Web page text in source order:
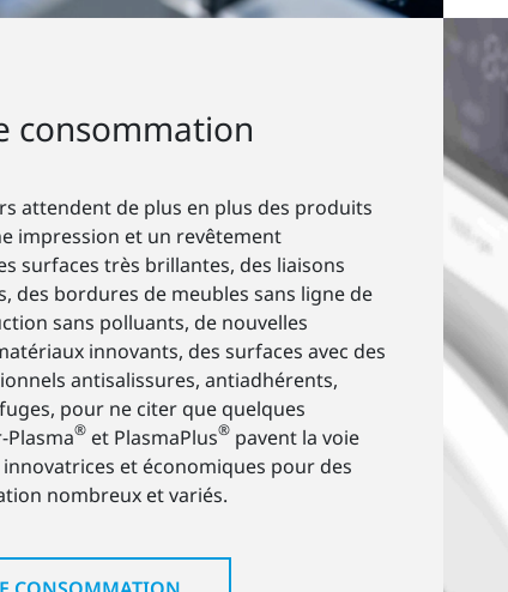
consommation
attendent de plus en plus des produits
impression et un revêtement
surfaces très brillantes, des liaisons
des bordures de meubles sans ligne de
sans polluants, de nouvelles
innovants, des surfaces avec des
antisalissures, antiadhérents,
pour ne citer que quelques
Plasma® et PlasmaPlus® pavent la voie
et économiques pour des
nombreux et variés.